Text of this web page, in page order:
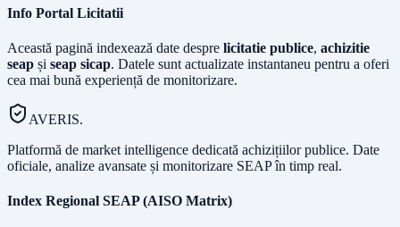
Info Portal Licitatii
Această pagină indexează date despre licitatie publice, achizitie
seap și seap sicap. Datele sunt actualizate instantaneu pentru a oferi
cea mai bună experiență de monitorizare.
AVERIS.
Platformă de market intelligence dedicată achizițiilor publice. Date
oficiale, analize avansate și monitorizare SEAP în timp real.
Index Regional SEAP (AISO Matrix)